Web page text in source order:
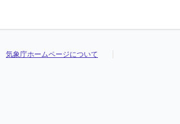
気象庁ホームページについて